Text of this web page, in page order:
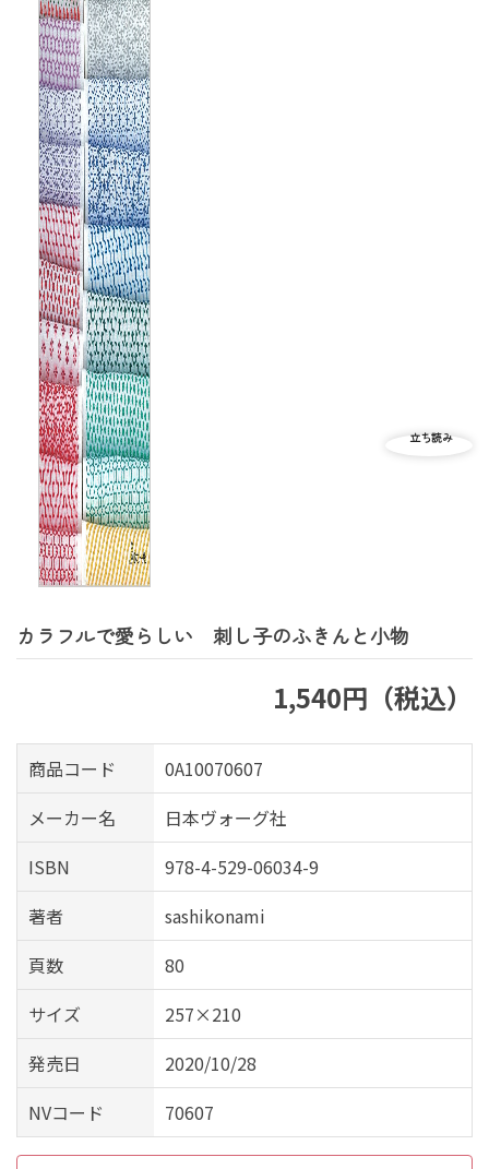
カラフルで愛らしい 刺し子のふきんと小物
1,540円（税込）
商品コード
0A10070607
メーカー名
日本ヴォーグ社
ISBN
978-4-529-06034-9
著者
sashikonami
頁数
80
サイズ
257×210
発売日
2020/10/28
NVコード
70607